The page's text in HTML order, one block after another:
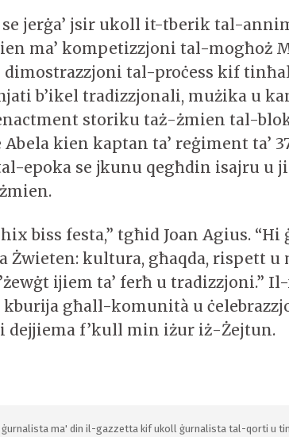
jerġa’ jsir ukoll it-tberik tal-
ma’ kompetizzjoni tal-mogħoż
tal-proċess kif
b’ikel tradizzjonali, mużika u
storiku taż-żmien tal-
Abela kien kaptan ta’ reġiment ta’
epoka se jkunu qegħdin isajru u
biss festa,” tgħid Joan Agius. “Hi
Żwieten: kultura, għaqda, rispett u
ijiem ta’ ferħ u tradizzjoni.”
għall-komunità u
dejjiema f’kull min iżur iż-Żejtun.
ġurnalista ma' din il-gazzetta kif ukoll ġurnalista tal-qorti u